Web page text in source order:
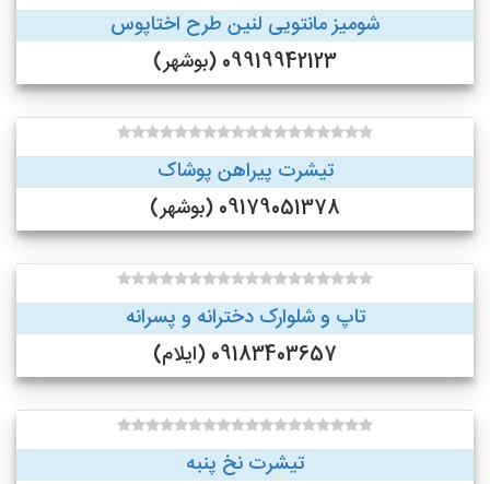
شومیز مانتویی لنین طرح اختاپوس
09919942123 (بوشهر)
تیشرت پیراهن پوشاک
09179051378 (بوشهر)
تاپ و شلوارک دخترانه و پسرانه
09183403657 (ایلام)
تیشرت نخ پنبه